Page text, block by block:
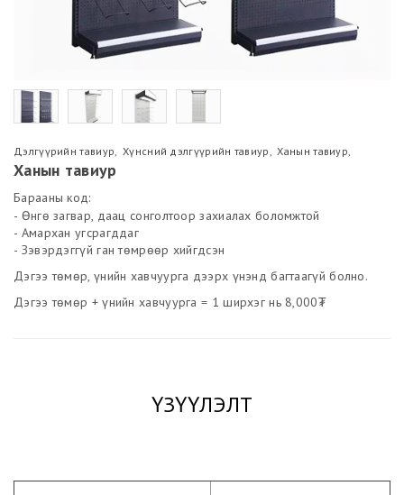
Дэлгүүрийн тавиур,Хүнсний дэлгүүрийн тавиур,Ханын тавиур,
Ханын тавиур
Барааны код:
- Өнгө загвар, даац сонголтоор захиалах боломжтой
- Амархан угсрагддаг
- Зэвэрдэггүй ган төмрөөр хийгдсэн
Дэгээ төмөр, үнийн хавчуурга дээрх үнэнд багтаагүй болно.
Дэгээ төмөр + үнийн хавчуурга = 1 ширхэг нь 8,000₮
ҮЗҮҮЛЭЛТ